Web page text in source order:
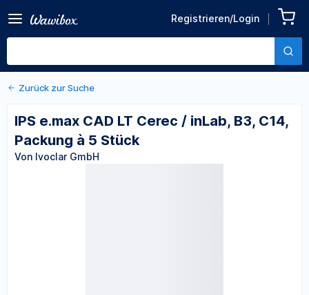
Registrieren/Login
inLab, B3, C14, Packung à 5
Stück
Von Ivoclar GmbH
Zurück zu den Produktdetails
Zurück zur Suche
IPS e.max CAD LT Cerec / inLab, B3, C14,
Packung à 5 Stück
Von Ivoclar GmbH